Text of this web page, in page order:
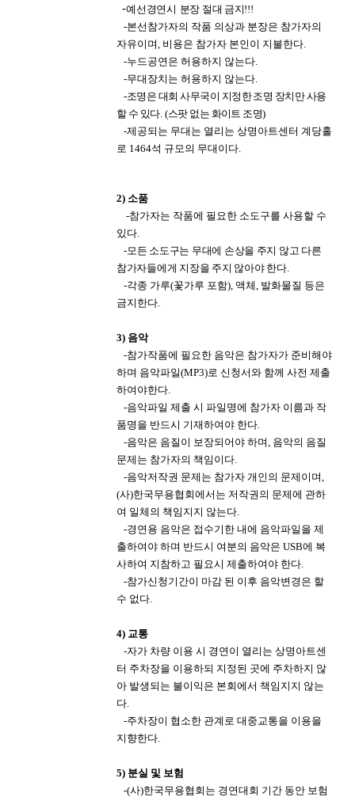
-예선경연시 분장 절대 금지!!!
-본선참가자의 작품 의상과 분장은 참가자의
자유이며, 비용은 참가자 본인이 지불한다.
-누드공연은 허용하지 않는다.
-무대장치는 허용하지 않는다.
-조명은 대회 사무국이 지정한 조명 장치만 사용
할 수 있다. (스팟 없는 화이트 조명)
-제공되는 무대는 열리는 상명아트센터 계당홀
로 1464석 규모의 무대이다.
2) 소품
-참가자는 작품에 필요한 소도구를 사용할 수
있다.
-모든 소도구는 무대에 손상을 주지 않고 다른
참가자들에게 지장을 주지 않아야 한다.
-각종 가루(꽃가루 포함), 액체, 발화물질 등은
금지한다.
3) 음악
-참가작품에 필요한 음악은 참가자가 준비해야
하며 음악파일(MP3)로 신청서와 함께 사전 제출
하여야한다.
-음악파일 제출 시 파일명에 참가자 이름과 작
품명을 반드시 기재하여야 한다.
-음악은 음질이 보장되어야 하며, 음악의 음질
문제는 참가자의 책임이다.
-음악저작권 문제는 참가자 개인의 문제이며,
(사)한국무용협회에서는 저작권의 문제에 관하
여 일체의 책임지지 않는다.
-경연용 음악은 접수기한 내에 음악파일을 제
출하여야 하며 반드시 여분의 음악은 USB에 복
사하여 지참하고 필요시 제출하여야 한다.
​ -참가신청기간이 마감 된 이후 음악변경은 할
수 없다.
4) 교통
-자가 차량 이용 시 경연이 열리는 상명아트센
터 주차장을 이용하되 지정된 곳에 주차하지 않
아 발생되는 불이익은 본회에서 책임지지 않는
다.
-주차장이 협소한 관계로 대중교통을 이용을
지향한다.
5) 분실 및 보험
-(사)한국무용협회는 경연대회 기간 동안 보험